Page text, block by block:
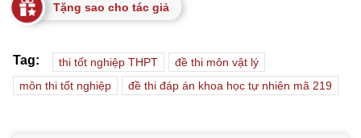
Tặng sao cho tác giả
Tag: thi tốt nghiệp THPT
đề thi môn vật lý
môn thi tốt nghiệp
đề thi đáp án khoa học tự nhiên mã 219